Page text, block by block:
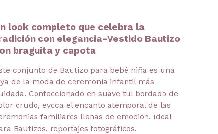
look completo que celebra la
con elegancia-Vestido Bautizo
braguita y capota
conjunto de Bautizo para bebé niña es una
de la moda de ceremonia infantil más
Confeccionado en suave tul bordado de
crudo, evoca el encanto atemporal de las
familiares llenas de emoción. Ideal
Bautizos, reportajes fotográficos,